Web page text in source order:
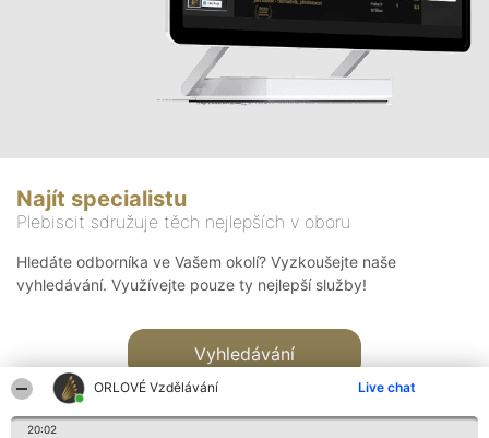
ORLOVÉ Vzdělávání Live chat
20:02
Najít specialistu
Plebiscit sdružuje těch nejlepších v oboru
Hledáte odborníka ve Vašem okolí? Vyzkoušejte naše
vyhledávání. Využívejte pouze ty nejlepší služby!
Vyhledávání